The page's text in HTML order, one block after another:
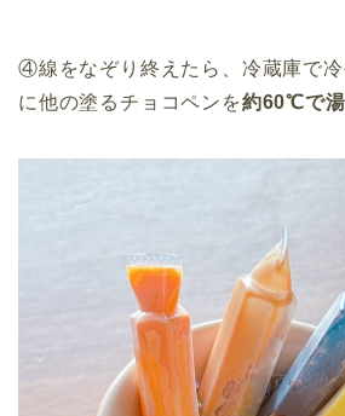
④線をなぞり終えたら、冷蔵庫で冷
に他の塗るチョコペンを約60℃で